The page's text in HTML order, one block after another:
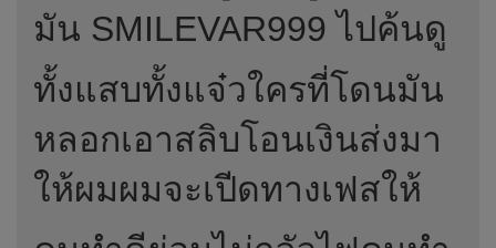
มัน SMILEVAR999 ไปค้นดู
ทั้งแสบทั้งแจ๋วใครที่โดนมัน
หลอกเอาสลิบโอนเงินส่งมา
ให้ผมผมจะเปีดทางเฟสให้